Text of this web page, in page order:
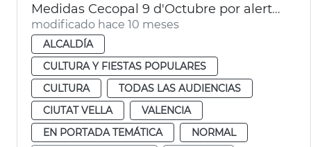
Medidas Cecopal 9 d'Octubre por alerta naranja
modificado hace 10 meses
ALCALDÍA
CULTURA Y FIESTAS POPULARES
CULTURA
TODAS LAS AUDIENCIAS
CIUTAT VELLA
VALENCIA
EN PORTADA TEMÁTICA
NORMAL